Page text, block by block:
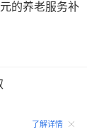
的养老服务补
了解详情